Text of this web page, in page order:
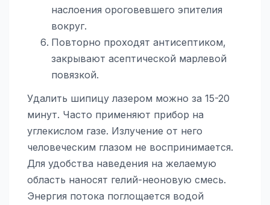
наслоения ороговевшего эпителия
вокруг.
Повторно проходят антисептиком,
закрывают асептической марлевой
повязкой.
Удалить шипицу лазером можно за 15-20
минут. Часто применяют прибор на
углекислом газе. Излучение от него
человеческим глазом не воспринимается.
Для удобства наведения на желаемую
область наносят гелий-неоновую смесь.
Энергия потока поглощается водой